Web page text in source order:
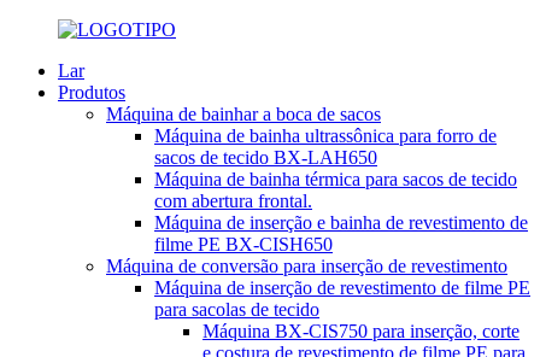
Lar
Produtos
Máquina de bainhar a boca de sacos
Máquina de bainha ultrassônica para forro de
sacos de tecido BX-LAH650
Máquina de bainha térmica para sacos de tecido
com abertura frontal.
Máquina de inserção e bainha de revestimento de
filme PE BX-CISH650
Máquina de conversão para inserção de revestimento
Máquina de inserção de revestimento de filme PE
para sacolas de tecido
Máquina BX-CIS750 para inserção, corte
e costura de revestimento de filme PE para